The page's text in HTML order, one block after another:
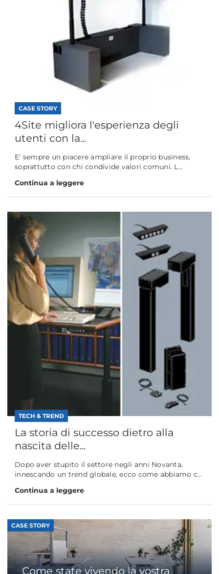
CASE STORY
4Site migliora l'esperienza degli
utenti con la...
E' sempre un piacere ampliare il proprio business,
soprattutto con chi condivide valori comuni. L...
Continua a leggere
TECH & TREND
La storia di successo dietro alla
nascita delle...
Dopo aver stupito il settore negli anni Novanta,
innescando un trend globale, ecco come abbiamo c...
Continua a leggere
CASE STORY
Come state vivendo la vostra